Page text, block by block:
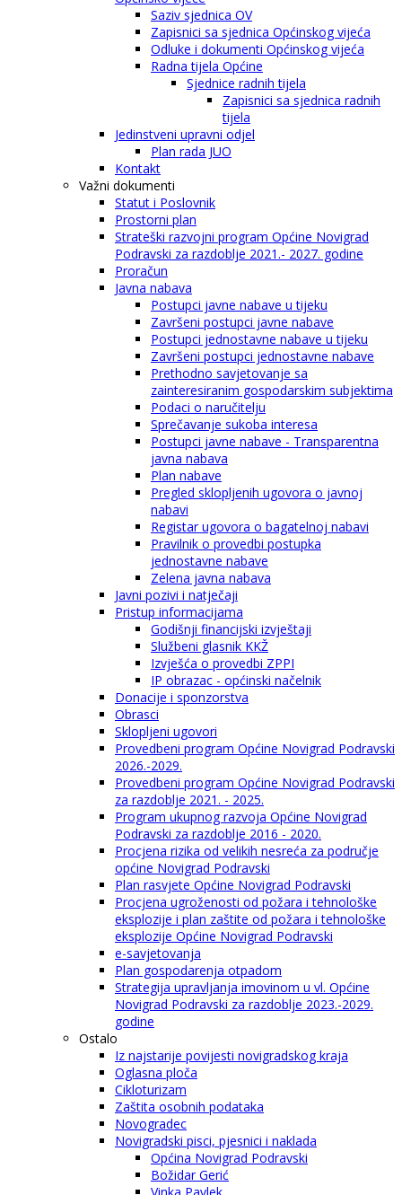
Saziv sjednica OV
Zapisnici sa sjednica Općinskog vijeća
Odluke i dokumenti Općinskog vijeća
Radna tijela Općine
Sjednice radnih tijela
Zapisnici sa sjednica radnih
tijela
Jedinstveni upravni odjel
Plan rada JUO
Kontakt
Važni dokumenti
Statut i Poslovnik
Prostorni plan
Strateški razvojni program Općine Novigrad
Podravski za razdoblje 2021.- 2027. godine
Proračun
Javna nabava
Postupci javne nabave u tijeku
Završeni postupci javne nabave
Postupci jednostavne nabave u tijeku
Završeni postupci jednostavne nabave
Prethodno savjetovanje sa
zainteresiranim gospodarskim subjektima
Podaci o naručitelju
Sprečavanje sukoba interesa
Postupci javne nabave - Transparentna
javna nabava
Plan nabave
Pregled sklopljenih ugovora o javnoj
nabavi
Registar ugovora o bagatelnoj nabavi
Pravilnik o provedbi postupka
jednostavne nabave
Zelena javna nabava
Javni pozivi i natječaji
Pristup informacijama
Godišnji financijski izvještaji
Službeni glasnik KKŽ
Izvješća o provedbi ZPPI
IP obrazac - općinski načelnik
Donacije i sponzorstva
Obrasci
Sklopljeni ugovori
Provedbeni program Općine Novigrad Podravski
2026.-2029.
Provedbeni program Općine Novigrad Podravski
za razdoblje 2021. - 2025.
Program ukupnog razvoja Općine Novigrad
Podravski za razdoblje 2016 - 2020.
Procjena rizika od velikih nesreća za područje
općine Novigrad Podravski
Plan rasvjete Općine Novigrad Podravski
Procjena ugroženosti od požara i tehnološke
eksplozije i plan zaštite od požara i tehnološke
eksplozije Općine Novigrad Podravski
e-savjetovanja
Plan gospodarenja otpadom
Strategija upravljanja imovinom u vl. Općine
Novigrad Podravski za razdoblje 2023.-2029.
godine
Ostalo
Iz najstarije povijesti novigradskog kraja
Oglasna ploča
Cikloturizam
Zaštita osobnih podataka
Novogradec
Novigradski pisci, pjesnici i naklada
Općina Novigrad Podravski
Božidar Gerić
Vinka Pavlek